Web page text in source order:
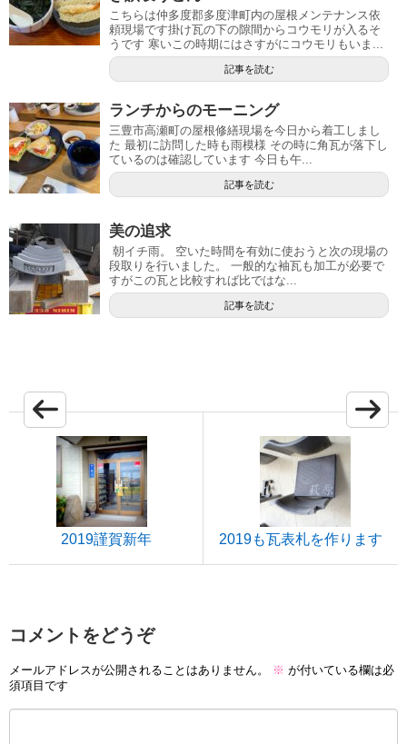
こちらは仲多度郡多度津町内の屋根メンテナンス依
頼現場です掛け瓦の下の隙間からコウモリが入るそ
うです 寒いこの時期にはさすがにコウモリもいま...
記事を読む
ランチからのモーニング
三豊市高瀬町の屋根修繕現場を今日から着工しまし
た 最初に訪問した時も雨模様 その時に角瓦が落下し
ているのは確認しています 今日も午...
記事を読む
美の追求
朝イチ雨。 空いた時間を有効に使おうと次の現場の
段取りを行いました。 一般的な袖瓦も加工が必要で
すがこの瓦と比較すれば比ではな...
記事を読む
2019謹賀新年 2019も瓦表札を作ります
コメントをどうぞ
メールアドレスが公開されることはありません。 ※ が付いている欄は必
須項目です